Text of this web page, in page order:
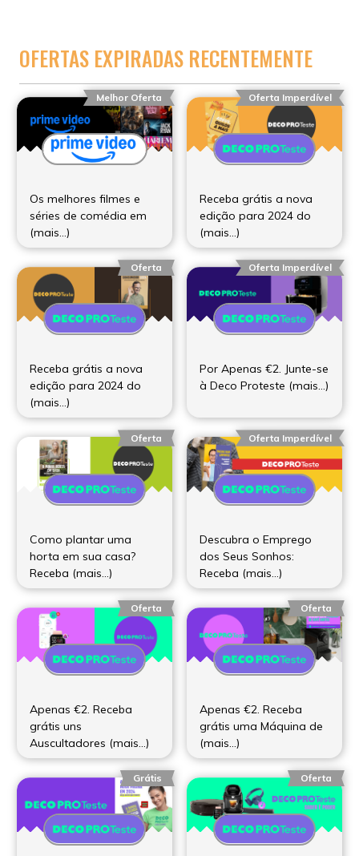
OFERTAS EXPIRADAS RECENTEMENTE
Melhor Oferta
Os melhores filmes e
séries de comédia em
(mais…)
Oferta Imperdível
Receba grátis a nova
edição para 2024 do
(mais…)
Oferta
Receba grátis a nova
edição para 2024 do
(mais…)
Oferta Imperdível
Por Apenas €2. Junte-se
à Deco Proteste (mais…)
Oferta
Como plantar uma
horta em sua casa?
Receba (mais…)
Oferta Imperdível
Descubra o Emprego
dos Seus Sonhos:
Receba (mais…)
Oferta
Apenas €2. Receba
grátis uns
Auscultadores (mais…)
Oferta
Apenas €2. Receba
grátis uma Máquina de
(mais…)
Grátis Oferta